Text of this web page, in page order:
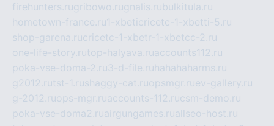
firehunters.rugribowo.rugnalis.rubulkitula.ru
hometown-france.ru1-xbeticricetc-1-xbetti-5.ru
shop-garena.rucricetc-1-xbetr-1-xbetcc-2.ru
one-life-story.rutop-halyava.ruaccounts112.ru
poka-vse-doma-2.ru3-d-file.ru hahahaharms.ru
g2012.rutst-1.rushaggy-cat.ruopsmgr.ruev-gallery.ru
g-2012.ruops-mgr.ruaccounts-112.rucsm-demo.ru
poka-vse-doma2.ruairgungames.ruallseo-host.ru